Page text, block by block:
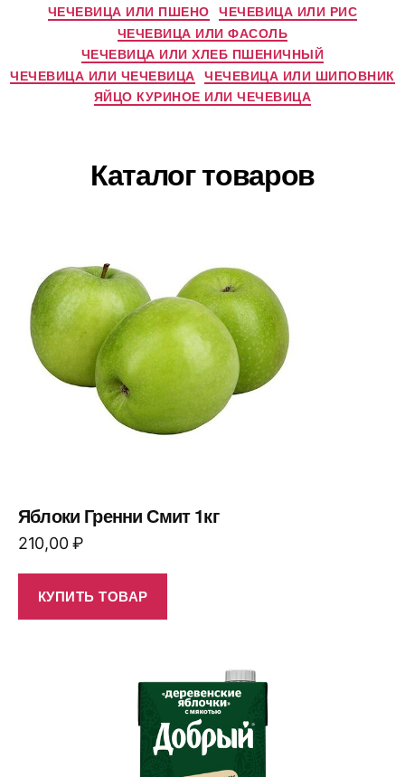
ЧЕЧЕВИЦА ИЛИ ПШЕНО ЧЕЧЕВИЦА ИЛИ РИС
ЧЕЧЕВИЦА ИЛИ ФАСОЛЬ
ЧЕЧЕВИЦА ИЛИ ХЛЕБ ПШЕНИЧНЫЙ
ЧЕЧЕВИЦА ИЛИ ЧЕЧЕВИЦА ЧЕЧЕВИЦА ИЛИ ШИПОВНИК
ЯЙЦО КУРИНОЕ ИЛИ ЧЕЧЕВИЦА
Каталог товаров
Яблоки Гренни Смит 1кг
210,00₽
КУПИТЬ ТОВАР